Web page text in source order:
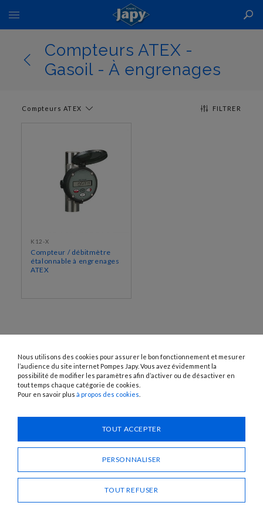
Basculer
la
navigationCompteurs ATEX -
Gasoil - À engrenages
FILTRER
Compteurs ATEX
K12-X
Compteur / débitmètre
étalonnable à engrenages
ATEX
1120 Avenue OEHMICHEN - CS80015 - FR-25460 ÉTUPES
Pompes Japy
Nous utilisons des cookies pour assurer le bon fonctionnement et mesurer
l’audience du site internet Pompes Japy. Vous avez évidemment la
possibilité de modifier les paramètres afin d’activer ou de désactiver en
tout temps chaque catégorie de cookies.
Pour en savoir plus à propos des cookies
TOUT ACCEPTER
PERSONNALISER
TOUT REFUSER